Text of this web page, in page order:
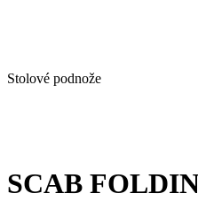
Stolové podnože
SCAB